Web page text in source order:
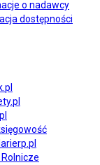
o nadawcy
dostępności